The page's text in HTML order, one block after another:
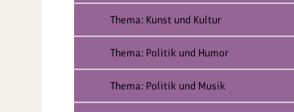
Thema: Kunst und Kultur
Thema: Politik und Humor
Thema: Politik und Musik